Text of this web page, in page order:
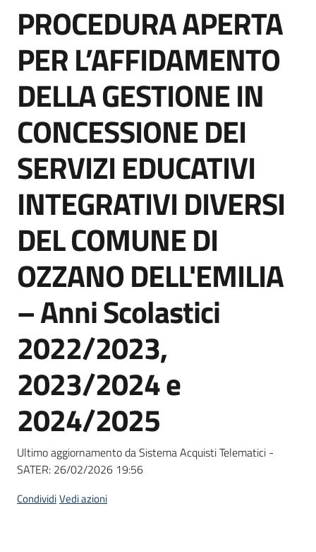
di
acquisto
Supporto
Piattaforme
telematiche
English
site
Seguici
su
Salta al contenuto
PROCEDURA APERTA
PER L’AFFIDAMENTO
DELLA GESTIONE IN
CONCESSIONE DEI
SERVIZI EDUCATIVI
INTEGRATIVI DIVERSI
DEL COMUNE DI
OZZANO DELL'EMILIA
– Anni Scolastici
2022/2023,
2023/2024 e
2024/2025
Ultimo aggiornamento da Sistema Acquisti Telematici -
SATER: 26/02/2026 19:56
CondividiVedi azioni